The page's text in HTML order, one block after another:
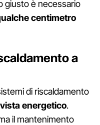
giusto è necessario
centimetro
a
di riscaldamento
energetico.
il mantenimento